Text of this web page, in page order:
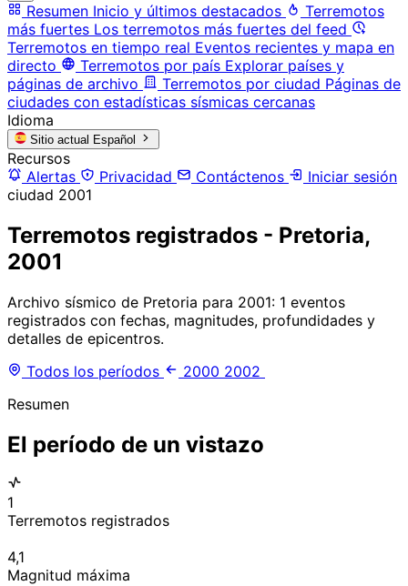
Resumen Inicio y últimos destacados
Terremotos
más fuertes Los terremotos más fuertes del feed
Terremotos en tiempo real Eventos recientes y mapa en
directo
Terremotos por país Explorar países y
páginas de archivo
Terremotos por ciudad Páginas de
ciudades con estadísticas sísmicas cercanas
Idioma
Sitio actual Español
Recursos
Alertas
Privacidad Contáctenos
Iniciar sesión
ciudad 2001
Terremotos registrados - Pretoria,
2001
Archivo sísmico de Pretoria para 2001: 1 eventos
registrados con fechas, magnitudes, profundidades y
detalles de epicentros.
Todos los períodos
2000 2002
Resumen
El período de un vistazo
1
Terremotos registrados
4,1
Magnitud máxima